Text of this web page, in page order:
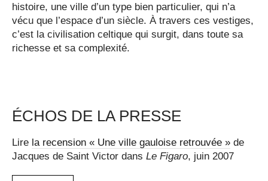
histoire, une ville d’un type bien particulier, qui n’a
vécu que l’espace d’un siècle. À travers ces vestiges,
c’est la civilisation celtique qui surgit, dans toute sa
richesse et sa complexité.
ÉCHOS DE LA PRESSE
Lire la recension « Une ville gauloise retrouvée » de
Jacques de Saint Victor dans Le Figaro, juin 2007